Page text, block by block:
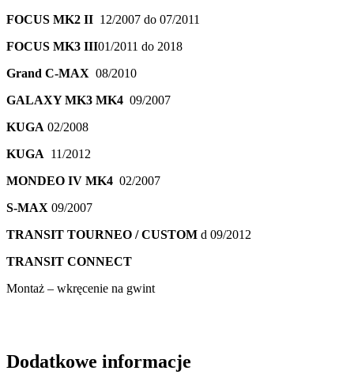
FOCUS MK2 II 12/2007 do 07/2011
FOCUS MK3 III01/2011 do 2018
Grand C-MAX 08/2010
GALAXY MK3 MK4 09/2007
KUGA 02/2008
KUGA 11/2012
MONDEO IV MK4 02/2007
S-MAX 09/2007
TRANSIT TOURNEO / CUSTOM d 09/2012
TRANSIT CONNECT
Montaż – wkręcenie na gwint
Dodatkowe informacje